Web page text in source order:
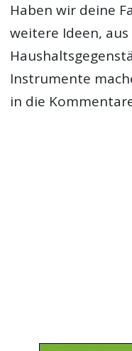
Haben wir deine
weitere Ideen,
Instrumente
in die